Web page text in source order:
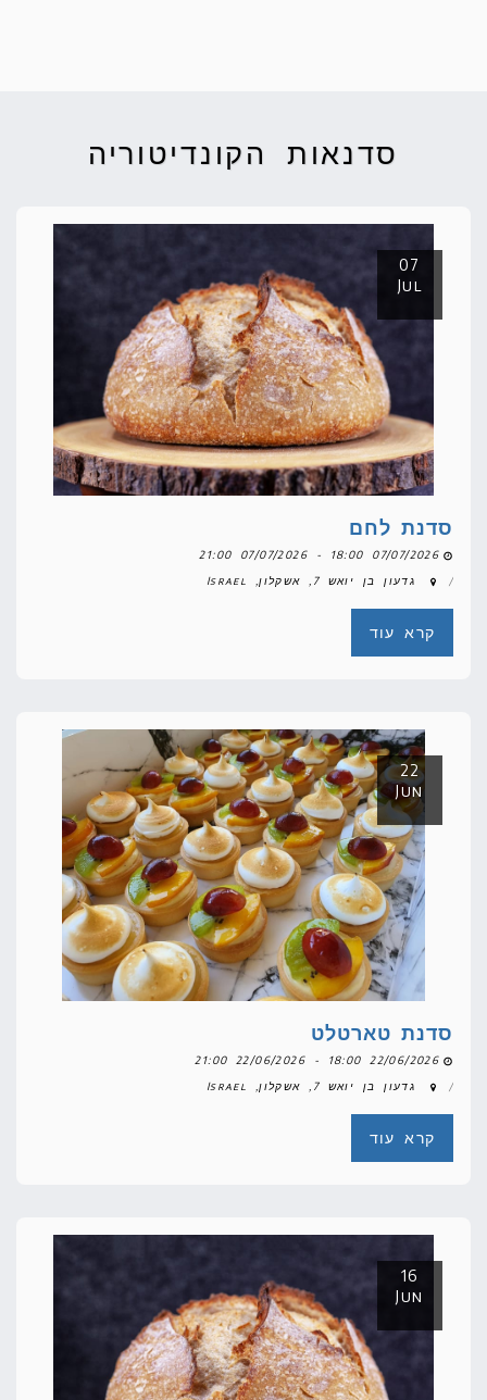
סדנאות הקונדיטוריה
07
Jul
סדנת לחם
07/07/2026 18:00 - 07/07/2026 21:00
גדעון בן יואש 7, אשקלון, Israel
קרא עוד
22
Jun
סדנת טארטלט
22/06/2026 18:00 - 22/06/2026 21:00
גדעון בן יואש 7, אשקלון, Israel
קרא עוד
16
Jun